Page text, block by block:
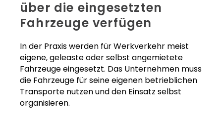
über die eingesetzten
Fahrzeuge verfügen
In der Praxis werden für Werkverkehr meist
eigene, geleaste oder selbst angemietete
Fahrzeuge eingesetzt. Das Unternehmen muss
die Fahrzeuge für seine eigenen betrieblichen
Transporte nutzen und den Einsatz selbst
organisieren.